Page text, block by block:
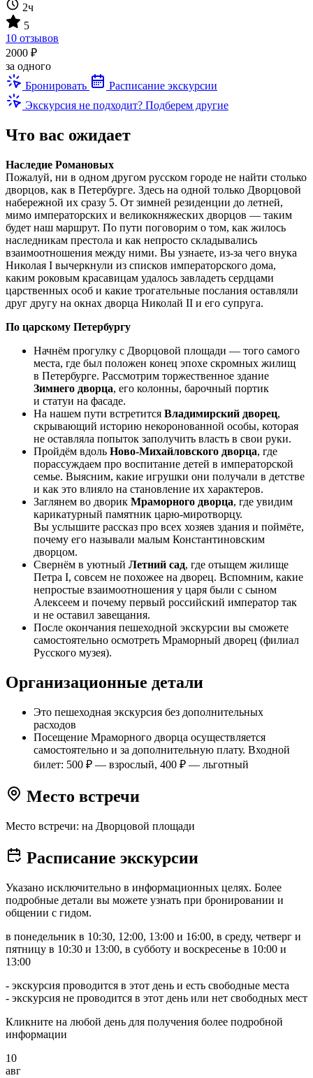
2ч
5
10 отзывов
2000 ₽
за одного
Бронировать
Расписание экскурсии
Экскурсия не подходит? Подберем другие
Что вас ожидает
Наследие Романовых
Пожалуй, ни в одном другом русском городе не найти столько
дворцов, как в Петербурге. Здесь на одной только Дворцовой
набережной их сразу 5. От зимней резиденции до летней,
мимо императорских и великокняжеских дворцов — таким
будет наш маршрут. По пути поговорим о том, как жилось
наследникам престола и как непросто складывались
взаимоотношения между ними. Вы узнаете, из-за чего внука
Николая I вычеркнули из списков императорского дома,
каким роковым красавицам удалось завладеть сердцами
царственных особ и какие трогательные послания оставляли
друг другу на окнах дворца Николай II и его супруга.
По царскому Петербургу
Начнём прогулку с Дворцовой площади — того самого
места, где был положен конец эпохе скромных жилищ
в Петербурге. Рассмотрим торжественное здание
Зимнего дворца, его колонны, барочный портик
и статуи на фасаде.
На нашем пути встретится Владимирский дворец,
скрывающий историю некоронованной особы, которая
не оставляла попыток заполучить власть в свои руки.
Пройдём вдоль Ново-Михайловского дворца, где
порассуждаем про воспитание детей в императорской
семье. Выясним, какие игрушки они получали в детстве
и как это влияло на становление их характеров.
Заглянем во дворик Мраморного дворца, где увидим
карикатурный памятник царю-миротворцу.
Вы услышите рассказ про всех хозяев здания и поймёте,
почему его называли малым Константиновским
дворцом.
Свернём в уютный Летний сад, где отыщем жилище
Петра I, совсем не похожее на дворец. Вспомним, какие
непростые взаимоотношения у царя были с сыном
Алексеем и почему первый российский император так
и не оставил завещания.
После окончания пешеходной экскурсии вы сможете
самостоятельно осмотреть Мраморный дворец (филиал
Русского музея).
Организационные детали
Это пешеходная экскурсия без дополнительных
расходов
Посещение Мраморного дворца осуществляется
самостоятельно и за дополнительную плату. Входной
билет: 500 ₽ — взрослый, 400 ₽ — льготный
Место встречи
Место встречи: на Дворцовой площади
Расписание экскурсии
Указано исключительно в информационных целях. Более
подробные детали вы можете узнать при бронировании и
общении с гидом.
в понедельник в 10:30, 12:00, 13:00 и 16:00, в среду, четверг и
пятницу в 10:30 и 13:00, в субботу и воскресенье в 10:00 и
13:00
- экскурсия проводится в этот день и есть свободные места
- экскурсия не проводится в этот день или нет свободных мест
Кликните на любой день для получения более подробной
информации
10
авг